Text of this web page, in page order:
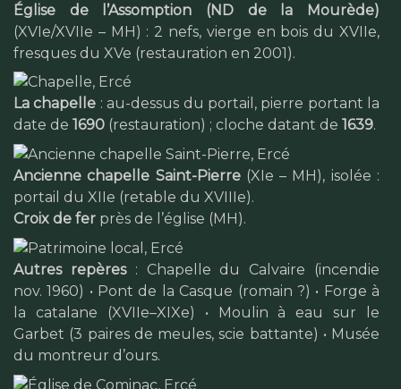
Église de l’Assomption (ND de la Mourède)
(XVIe/XVIIe – MH) : 2 nefs, vierge en bois du XVIIe,
fresques du XVe (restauration en 2001).
La chapelle : au-dessus du portail, pierre portant la
date de 1690 (restauration) ; cloche datant de 1639.
Ancienne chapelle Saint-Pierre(XIe – MH), isolée :
portail du XIIe (retable du XVIIIe).
Croix de fer près de l’église (MH).
Autres repères: Chapelle du Calvaire (incendie
nov. 1960) • Pont de la Casque (romain ?) • Forge à
la catalane (XVIIe–XIXe) • Moulin à eau sur le
Garbet (3 paires de meules, scie battante) • Musée
du montreur d’ours.